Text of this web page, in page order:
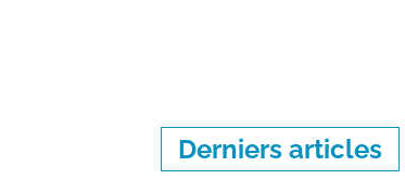
Derniers articles